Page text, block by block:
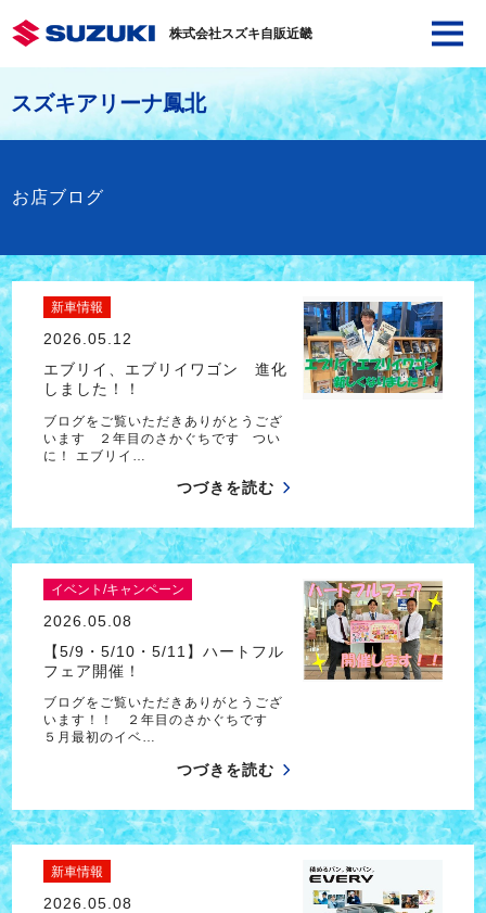
株式会社スズキ自販近畿
スズキアリーナ鳳北
お店ブログ
新車情報
2026.05.12
エブリイ、エブリイワゴン 進化
しました！！
ブログをご覧いただきありがとうござ
います ２年目のさかぐちです つい
に！ エブリイ…
つづきを読む
イベント/キャンペーン
2026.05.08
【5/9・5/10・5/11】ハートフル
フェア開催！
ブログをご覧いただきありがとうござ
います！！ ２年目のさかぐちです
５月最初のイベ…
つづきを読む
新車情報
2026.05.08